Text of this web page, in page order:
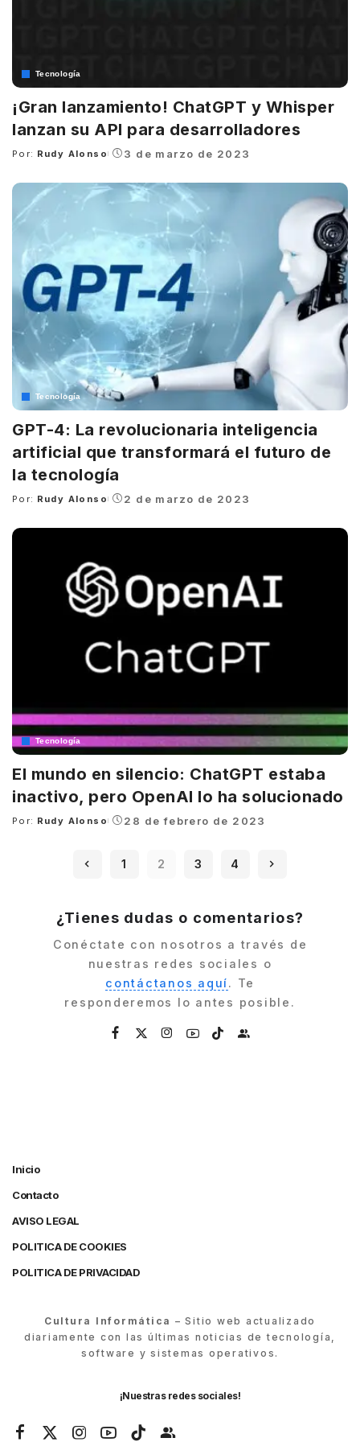
Tecnología
¡Gran lanzamiento! ChatGPT y Whisper
lanzan su API para desarrolladores
Posted
Por: Rudy Alonso 3 de marzo de 2023
Tecnología
GPT-4: La revolucionaria inteligencia
artificial que transformará el futuro de
la tecnología
Posted
Por: Rudy Alonso 2 de marzo de 2023
Tecnología
El mundo en silencio: ChatGPT estaba
inactivo, pero OpenAI lo ha solucionado
Posted
Por: Rudy Alonso 28 de febrero de 2023
1 2 3 4
¿Tienes dudas o comentarios?
Conéctate con nosotros a través de
nuestras redes sociales o
contáctanos aquí. Te
responderemos lo antes posible.
Inicio
Contacto
AVISO LEGAL
POLITICA DE COOKIES
POLITICA DE PRIVACIDAD
Cultura Informática – Sitio web actualizado
diariamente con las últimas noticias de tecnología,
software y sistemas operativos.
¡Nuestras redes sociales!